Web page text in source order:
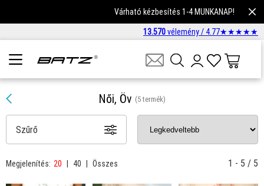
Várható kézbesítés 1-4 MUNKANAP!
13.570vélemény / 4.77★★★★★
Női, Öv (5 termék)
Szűrő
Megjelenítés: 20 | 40 | Összes 1 - 5 / 5